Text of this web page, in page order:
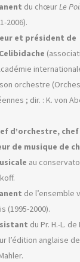
du chœurLe
2006).
et président de
orchestre
; dir. : K. von
d’orchestre,
de musique de
au
de l’ensemble
(1995-2000).
du Pr. H.-L.
l’édition anglaise